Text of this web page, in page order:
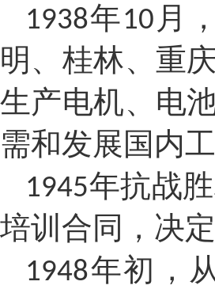
1938年10 月
明、桂林、重
生产电机、电
需和发展国内
1945年抗战
培训合同，决
1948年初，